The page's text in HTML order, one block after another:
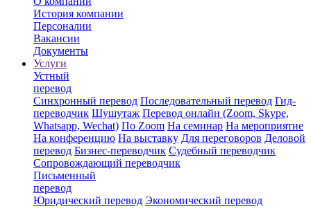
История компании
Персоналии
Вакансии
Документы
Услуги
Устный
перевод
Синхронный перевод Последовательный перевод Гид-
переводчик Шушутаж Перевод онлайн (Zoom, Skype,
Whatsapp, Wechat) По Zoom На семинар На мероприятие
На конференцию На выставку Для переговоров Деловой
перевод Бизнес-переводчик Судебный переводчик
Сопровождающий переводчик
Письменный
перевод
Юридический перевод Экономический перевод